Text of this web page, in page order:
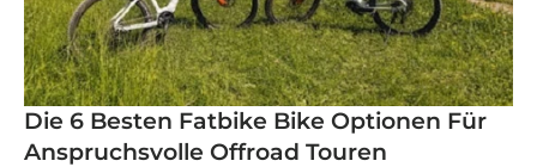
Die 6 Besten Fatbike Bike Optionen Für
Anspruchsvolle Offroad Touren